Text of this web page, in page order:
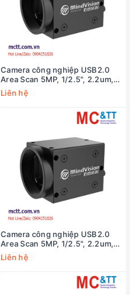
Camera công nghiệp USB2.0
Area Scan 5MP, 1/2.5", 2.2um,
2592x1944, 8fps MindVision
MV-UBS502M
Liên hệ
Camera công nghiệp USB2.0
Area Scan 5MP, 1/2.5", 2.2um,
2592x1944, 9fps MindVision
MV-UBS500M
Liên hệ